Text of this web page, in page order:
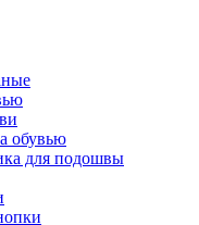
обувью
для подошвы